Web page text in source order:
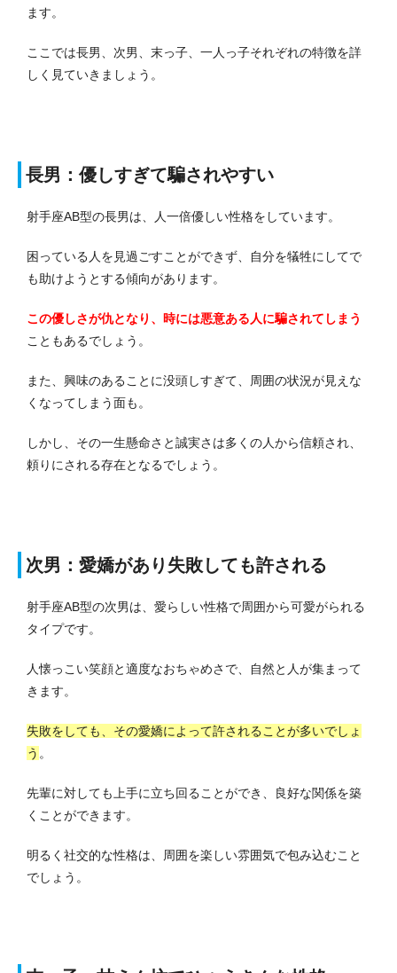
ます。
ここでは長男、次男、末っ子、一人っ子それぞれの特徴を詳
しく見ていきましょう。
長男：優しすぎて騙されやすい
射手座AB型の長男は、人一倍優しい性格をしています。
困っている人を見過ごすことができず、自分を犠牲にしてで
も助けようとする傾向があります。
この優しさが仇となり、時には悪意ある人に騙されてしまう
こともあるでしょう。
また、興味のあることに没頭しすぎて、周囲の状況が見えな
くなってしまう面も。
しかし、その一生懸命さと誠実さは多くの人から信頼され、
頼りにされる存在となるでしょう。
次男：愛嬌があり失敗しても許される
射手座AB型の次男は、愛らしい性格で周囲から可愛がられる
タイプです。
人懐っこい笑顔と適度なおちゃめさで、自然と人が集まって
きます。
失敗をしても、その愛嬌によって許されることが多いでしょ
う 。
先輩に対しても上手に立ち回ることができ、良好な関係を築
くことができます。
明るく社交的な性格は、周囲を楽しい雰囲気で包み込むこと
でしょう。